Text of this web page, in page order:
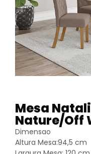
Mesa
Nature/Off
Dimensao
Altura Mesa:94,5 cm